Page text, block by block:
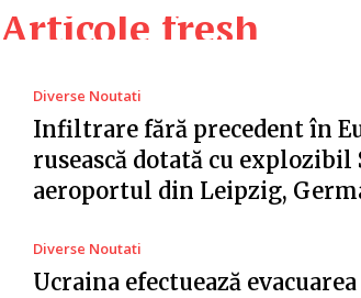
Articole fresh
Diverse Noutati
Infiltrare fără precedent în
rusească dotată cu explozibil
aeroportul din Leipzig,
Diverse Noutati
Ucraina efectuează